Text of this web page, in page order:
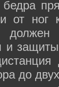
от
и
до